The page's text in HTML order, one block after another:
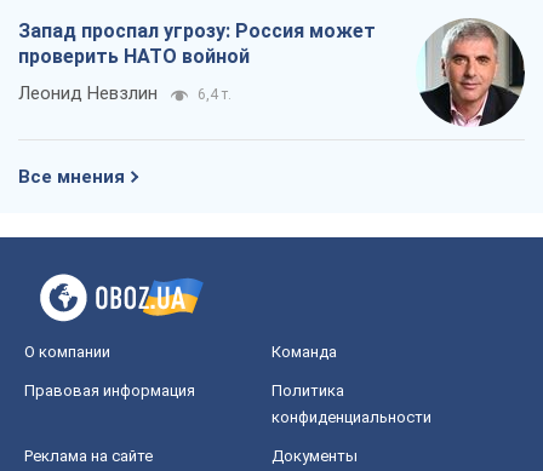
Запад проспал угрозу: Россия может
проверить НАТО войной
Леонид Невзлин 6,4 т.
Все мнения
О компании Команда
Правовая информация
Политика
конфиденциальности
Реклама на сайте Документы